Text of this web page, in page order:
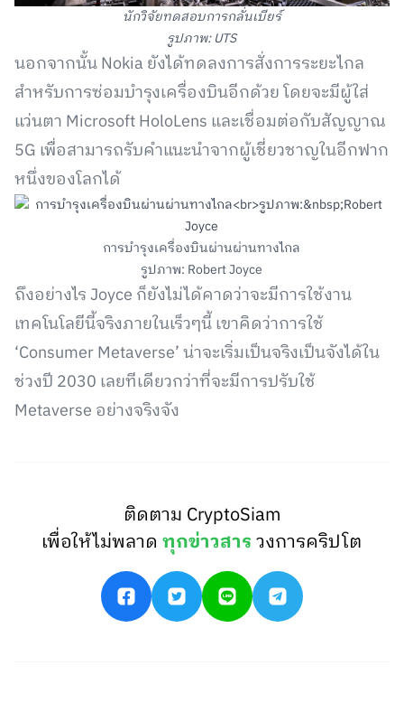
นักวิจัยทดสอบการกลั่นเบียร์
รูปภาพ: UTS
นอกจากนั้น Nokia ยังได้ทดลงการสั่งการระยะไกล
สำหรับการซ่อมบำรุงเครื่องบินอีกด้วย โดยจะมีผู้ใส่
แว่นตา Microsoft HoloLens และเชื่อมต่อกับสัญญาณ
5G เพื่อสามารถรับคำแนะนำจากผู้เชี่ยวชาญในอีกฟาก
หนึ่งของโลกได้
การบำรุงเครื่องบินผ่านผ่านทางไกล
รูปภาพ: Robert Joyce
ถึงอย่างไร Joyce ก็ยังไม่ได้คาดว่าจะมีการใช้งาน
เทคโนโลยีนี้จริงภายในเร็วๆนี้ เขาคิดว่าการใช้
‘Consumer Metaverse’ น่าจะเริ่มเป็นจริงเป็นจังได้ใน
ช่วงปี 2030 เลยทีเดียวกว่าที่จะมีการปรับใช้
Metaverse อย่างจริงจัง
ติดตาม CryptoSiam
เพื่อให้ไม่พลาดทุกข่าวสารวงการคริปโต